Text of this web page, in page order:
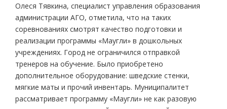
Олеся Тявкина, специалист управления образования
администрации АГО, отметила, что на таких
соревнованиях смотрят качество подготовки и
реализации программы «Маугли» в дошкольных
учреждениях. Город не ограничился отправкой
тренеров на обучение. Было приобретено
дополнительное оборудование: шведские стенки,
мягкие маты и прочий инвентарь. Муниципалитет
рассматривает программу «Маугли» не как разовую